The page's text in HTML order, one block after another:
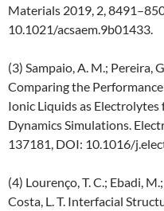
Materials 2019, 2,
10.1021/acsaem.9b01433.
(3) Sampaio, A. M.; Pereira,
Comparing the
Ionic Liquids as
Dynamics Simulations.
137181, DOI: 10.1016/
(4) Lourenço, T. C.; Ebadi,
Costa, L. T. Interfacial